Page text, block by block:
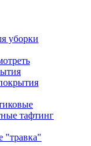
уборки
тафтинг
"травка"